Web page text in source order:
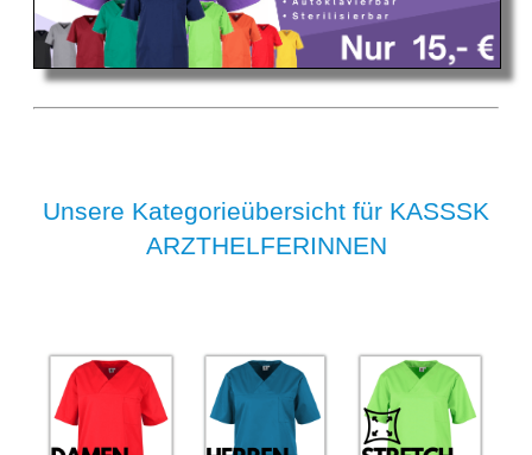
Unsere Kategorieübersicht für KASSSK
ARZTHELFERINNEN